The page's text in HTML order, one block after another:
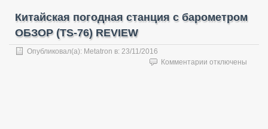
Китайская погодная станция с барометром
ОБЗОР (TS-76) REVIEW
Опубликовал(а): Metatron в: 23/11/2016
Комментарии котключены